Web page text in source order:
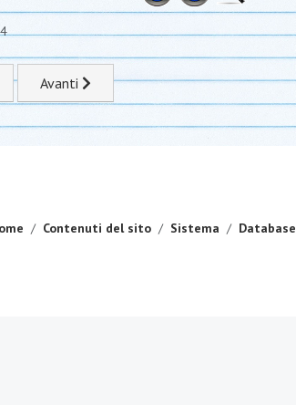
Form libri
Articolo successivo: I nostri libri
Avanti
Contenuti del sito Sistema Database